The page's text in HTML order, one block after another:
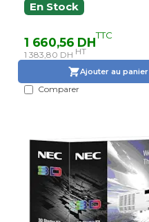
En Stock
1 660,56 DHTTC
1 383,80 DH HT
Ajouter au panier
Comparer